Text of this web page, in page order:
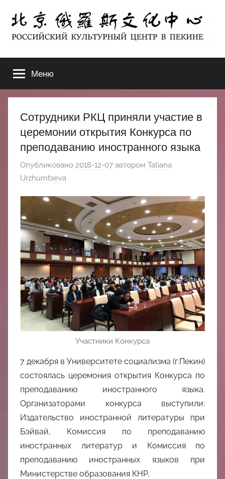
содержимому
北
京
俄
罗
斯
文
化
中
心
ЦЕНТР
В
ПЕКИНЕ
Меню
Сотрудники РКЦ приняли участие в
церемонии открытия Конкурса по
преподаванию иностранного языка
Опубликовано 2018-12-07 автором Tatiana
Urzhumtseva
Участники Конкурса
7 декабря в Университете социализма (г.Пекин)
состоялась церемония открытия Конкурса по
преподаванию иностранного языка.
Организаторами конкурса выступили:
Издательство иностранной литературы при
Бэйвай, Комиссия по преподаванию
иностранных литератур и Комиссия по
преподаванию иностранных языков при
Министерстве образования КНР.